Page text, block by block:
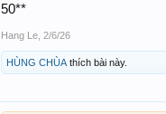
50**
Hang Le 2/6/26
HÙNG CHÙA thích bài này.